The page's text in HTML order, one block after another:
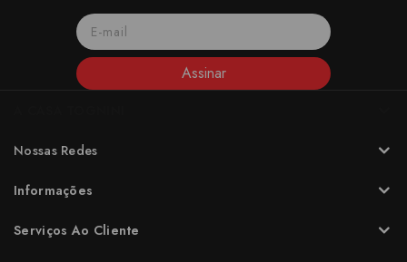
Assinar
Nossas Redes
Informações
Serviços Ao Cliente